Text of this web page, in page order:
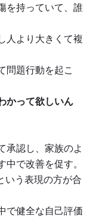
を持っていて、誰
人より大きくて複
問題行動を起こ
かって欲しいん
承認し、家族のよ
で改善を促す。
いう表現の方が合
で健全な自己評価